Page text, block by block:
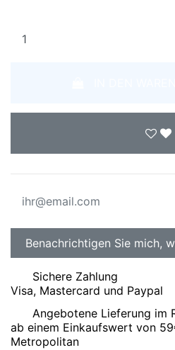
Sichere Zahlung
Visa, Mastercard und Paypal
Angebotene Lieferung im
ab einem Einkaufswert von
Metropolitan